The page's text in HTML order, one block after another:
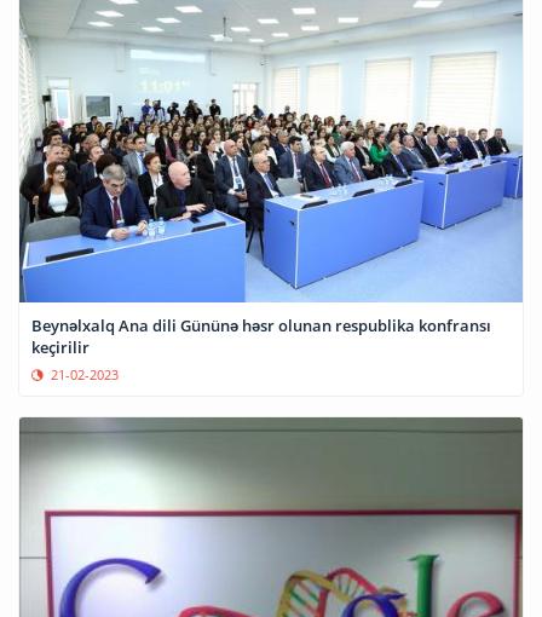
Beynəlxalq Ana dili Gününə həsr olunan respublika konfransı
keçirilir
21-02-2023